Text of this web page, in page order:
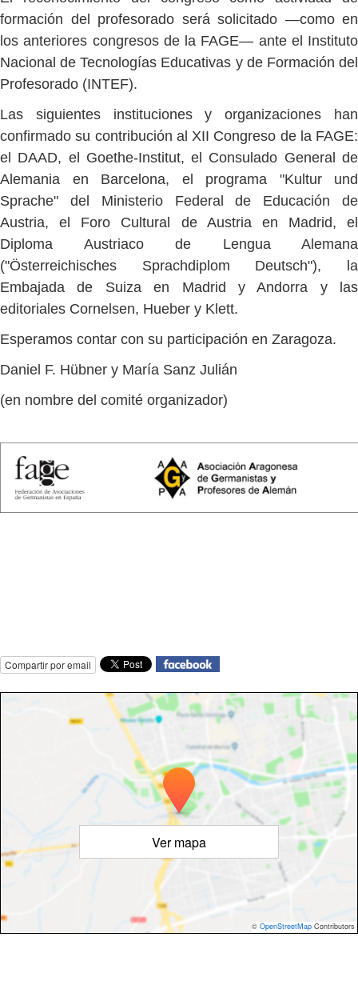
formación del profesorado será solicitado —como en
los anteriores congresos de la FAGE— ante el Instituto
Nacional de Tecnologías Educativas y de Formación del
Profesorado (INTEF).
Las siguientes instituciones y organizaciones han
confirmado su contribución al XII Congreso de la FAGE:
el DAAD, el Goethe-Institut, el Consulado General de
Alemania en Barcelona, el programa "Kultur und
Sprache" del Ministerio Federal de Educación de
Austria, el Foro Cultural de Austria en Madrid, el
Diploma Austriaco de Lengua Alemana
("Österreichisches Sprachdiplom Deutsch"), la
Embajada de Suiza en Madrid y Andorra y las
editoriales Cornelsen, Hueber y Klett.
Esperamos contar con su participación en Zaragoza.
Daniel F. Hübner y María Sanz Julián
(en nombre del comité organizador)
Compartir por email
Ver mapa
© OpenStreetMap Contributors